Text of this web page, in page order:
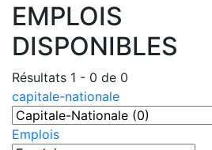
EMPLOIS
DISPONIBLES
Résultats 1 - 0 de 0
capitale-nationale
Emplois